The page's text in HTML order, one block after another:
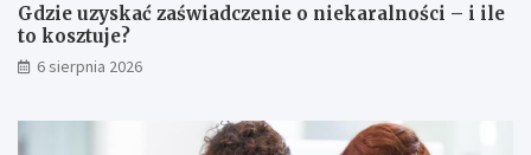
Gdzie uzyskać zaświadczenie o niekaralności – i ile
to kosztuje?
6 sierpnia 2026